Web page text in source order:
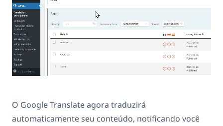
O Google Translate agora traduzirá
automaticamente seu conteúdo, notificando você